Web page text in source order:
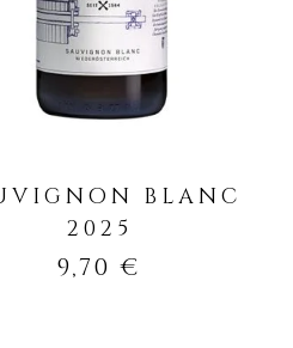
BLANC
2025
9,70€